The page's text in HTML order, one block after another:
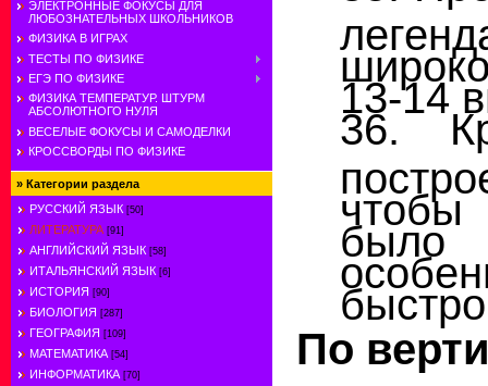
ЭЛЕКТРОННЫЕ ФОКУСЫ ДЛЯ
ЛЮБОЗНАТЕЛЬНЫХ ШКОЛЬНИКОВ
ФИЗИКА В ИГРАХ
ТЕСТЫ ПО ФИЗИКЕ
ЕГЭ ПО ФИЗИКЕ
ФИЗИКА ТЕМПЕРАТУР. ШТУРМ
АБСОЛЮТНОГО НУЛЯ
ВЕСЕЛЫЕ ФОКУСЫ И САМОДЕЛКИ
КРОССВОРДЫ ПО ФИЗИКЕ
» Категории раздела
РУССКИЙ ЯЗЫК [50]
ЛИТЕРАТУРА [91]
АНГЛИЙСКИЙ ЯЗЫК [58]
ИТАЛЬЯНСКИЙ ЯЗЫК [6]
ИСТОРИЯ [90]
БИОЛОГИЯ [287]
ГЕОГРАФИЯ [109]
МАТЕМАТИКА [54]
ИНФОРМАТИКА [70]
13-14
36.
чтобы
было
По